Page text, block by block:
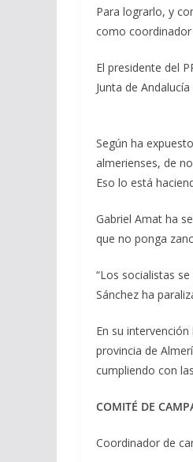
Para lograrlo, y
como coordinador
El presidente del
Junta de
Según ha
almerienses, de
Eso lo está
Gabriel Amat ha
que no ponga
“Los socialistas
Sánchez ha
En su
provincia de
cumpliendo con
COMITÉ DE
Coordinador de